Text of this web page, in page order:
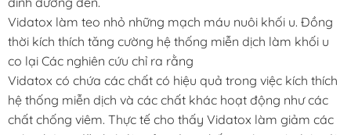
Vidatox làm teo nhỏ những mạch máu nuôi khối u. Đồng
thời kích thích tăng cường hệ thống miễn dịch làm khối u
co lại Các nghiên cứu chỉ ra rằng
Vidatox có chứa các chất có hiệu quả trong việc kích thích
hệ thống miễn dịch và các chất khác hoạt động như các
chất chống viêm. Thực tế cho thấy Vidatox làm giảm các